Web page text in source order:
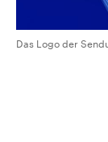
Das Logo der